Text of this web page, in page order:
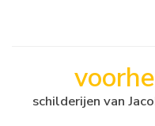
schilderijen van